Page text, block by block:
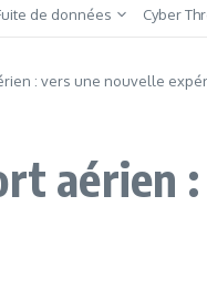
de données Cyber
: vers une nouvelle
aérien